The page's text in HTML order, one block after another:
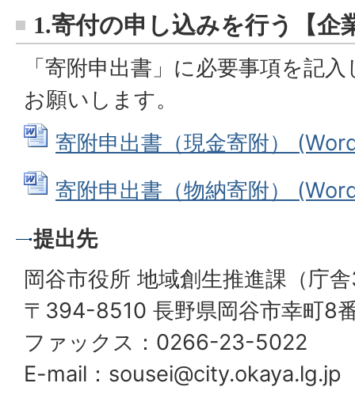
1.寄付の申し込みを行う【
「寄附申出書」に必要事項を記
お願いします。
寄附申出書（現金寄附）
寄附申出書（物納寄附）
提出先
岡谷市役所 地域創生推進課（庁
〒394-8510 長野県岡谷市幸町8
ファックス：0266-23-5022
E-mail：sousei@city.okaya.lg.jp